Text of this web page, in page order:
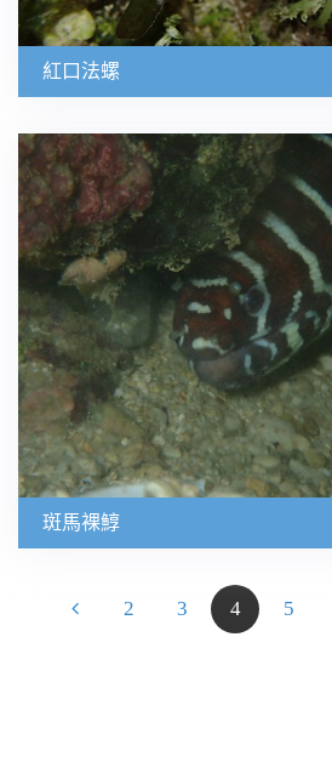
紅口法螺
斑馬裸鯙
Previous
2 3 4 5